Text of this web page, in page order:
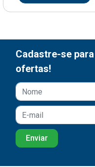
Cadastre-se
ofertas!